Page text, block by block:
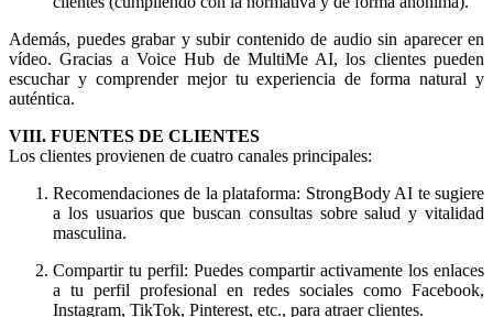
Además, puedes grabar y subir contenido de audio sin aparecer en
vídeo. Gracias a Voice Hub de MultiMe AI, los clientes pueden
escuchar y comprender mejor tu experiencia de forma natural y
auténtica.
VIII. FUENTES DE CLIENTES
Los clientes provienen de cuatro canales principales:
Recomendaciones de la plataforma: StrongBody AI te sugiere
a los usuarios que buscan consultas sobre salud y vitalidad
masculina.
Compartir tu perfil: Puedes compartir activamente los enlaces
a tu perfil profesional en redes sociales como Facebook,
Instagram, TikTok, Pinterest, etc., para atraer clientes.